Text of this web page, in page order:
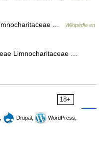
…
Wikipédia en
Limnocharitaceae …
18+
Drupal,
WordPress,